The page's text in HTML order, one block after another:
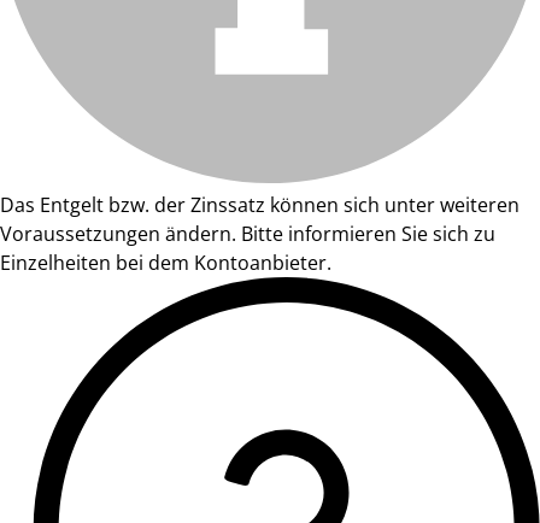
Das Entgelt bzw. der Zinssatz können sich unter weiteren
Voraussetzungen ändern. Bitte informieren Sie sich zu
Einzelheiten bei dem Kontoanbieter.